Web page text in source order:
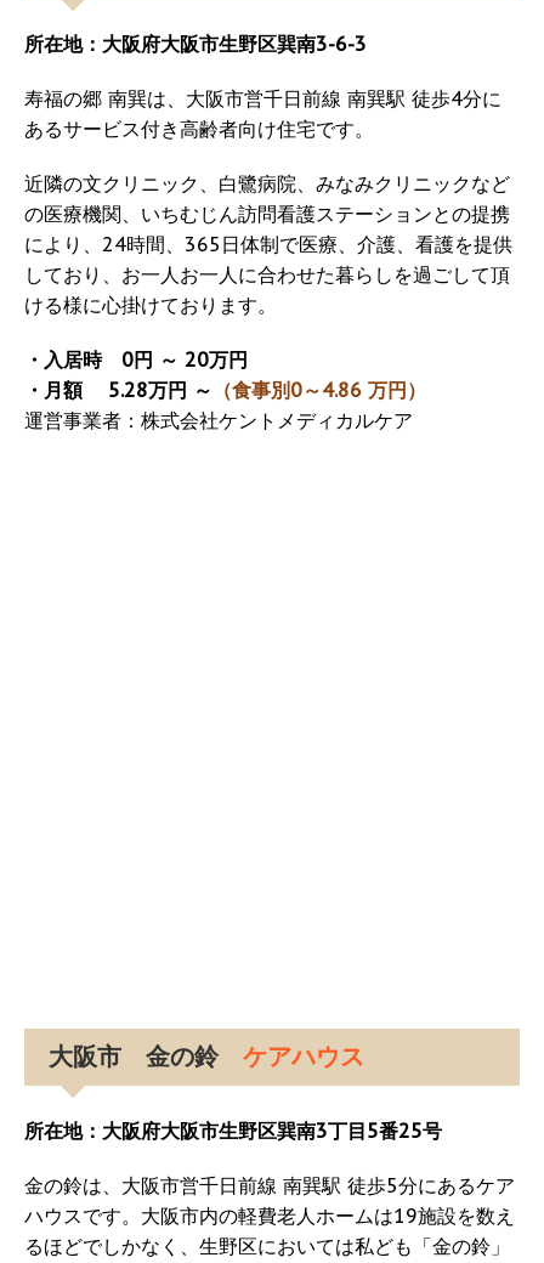
所在地：大阪府大阪市生野区巽南3-6-3
寿福の郷 南巽は、大阪市営千日前線 南巽駅 徒歩4分に
あるサービス付き高齢者向け住宅です。
近隣の文クリニック、白鷺病院、みなみクリニックなど
の医療機関、いちむじん訪問看護ステーションとの提携
により、24時間、365日体制で医療、介護、看護を提供
しており、お一人お一人に合わせた暮らしを過ごして頂
ける様に心掛けております。
・入居時 0円 ～ 20万円
・月額 5.28万円 ～ （食事別0～4.86 万円）
運営事業者：株式会社ケントメディカルケア
大阪市 金の鈴 ケアハウス
所在地：大阪府大阪市生野区巽南3丁目5番25号
金の鈴は、大阪市営千日前線 南巽駅 徒歩5分にあるケア
ハウスです。大阪市内の軽費老人ホームは19施設を数え
るほどでしかなく、生野区においては私ども「金の鈴」